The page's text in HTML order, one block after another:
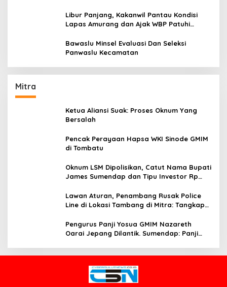
Libur Panjang, Kakanwil Pantau Kondisi
Lapas Amurang dan Ajak WBP Patuhi
Bawaslu Minsel Evaluasi Dan Seleksi
Panwaslu Kecamatan
Mitra
Ketua Aliansi Suak: Proses Oknum Yang
Bersalah
Pencak Perayaan Hapsa WKI Sinode GMIM
di Tombatu
Oknum LSM Dipolisikan, Catut Nama Bupati
James Sumendap dan Tipu Investor Rp
Lawan Aturan, Penambang Rusak Police
Line di Lokasi Tambang di Mitra: Tangkap
Pengurus Panji Yosua GMIM Nazareth
Oarai Jepang Dilantik. Sumendap: Panji